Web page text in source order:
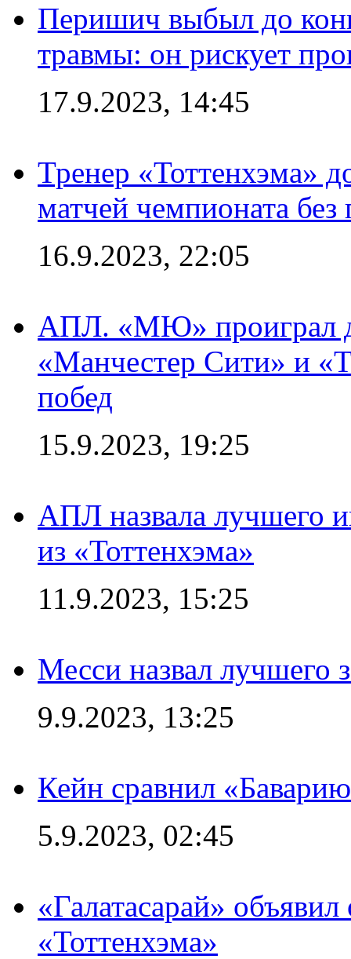
Перишич выбыл до
травмы: он рискует
17.9.2023, 14:45
Тренер «Тоттенхэма»
матчей чемпионата
16.9.2023, 22:05
АПЛ. «МЮ» проиграл
«Манчестер Сити» и
побед
15.9.2023, 19:25
АПЛ назвала лучшего
из «Тоттенхэма»
11.9.2023, 15:25
Месси назвал лучшего
9.9.2023, 13:25
Кейн сравнил
5.9.2023, 02:45
«Галатасарай»
«Тоттенхэма»